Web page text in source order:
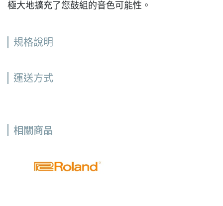
極大地擴充了您鼓組的音色可能性。
規格說明
運送方式
相關商品